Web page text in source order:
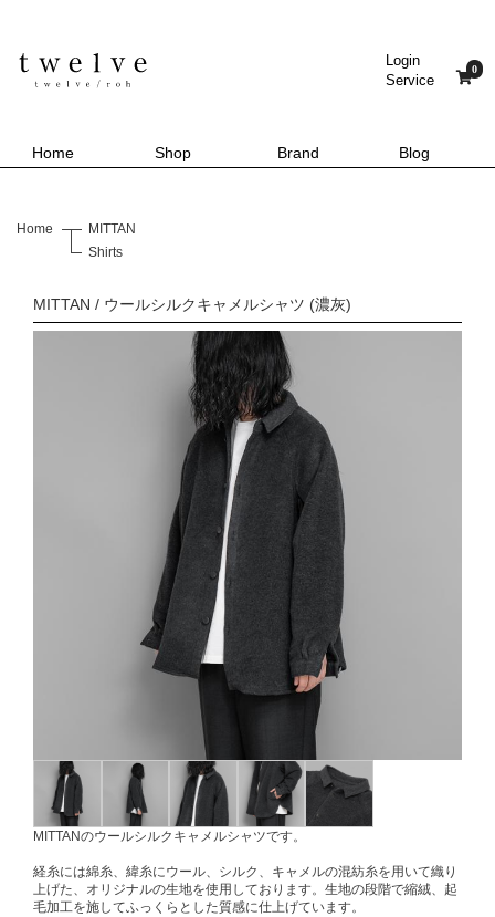
Login
Service
0
Home Shop Brand Blog
Home
MITTAN
Shirts
MITTAN / ウールシルクキャメルシャツ (濃灰)
MITTANのウールシルクキャメルシャツです。
経糸には綿糸、緯糸にウール、シルク、キャメルの混紡糸を用いて織り
上げた、オリジナルの生地を使用しております。生地の段階で縮絨、起
毛加工を施してふっくらとした質感に仕上げています。